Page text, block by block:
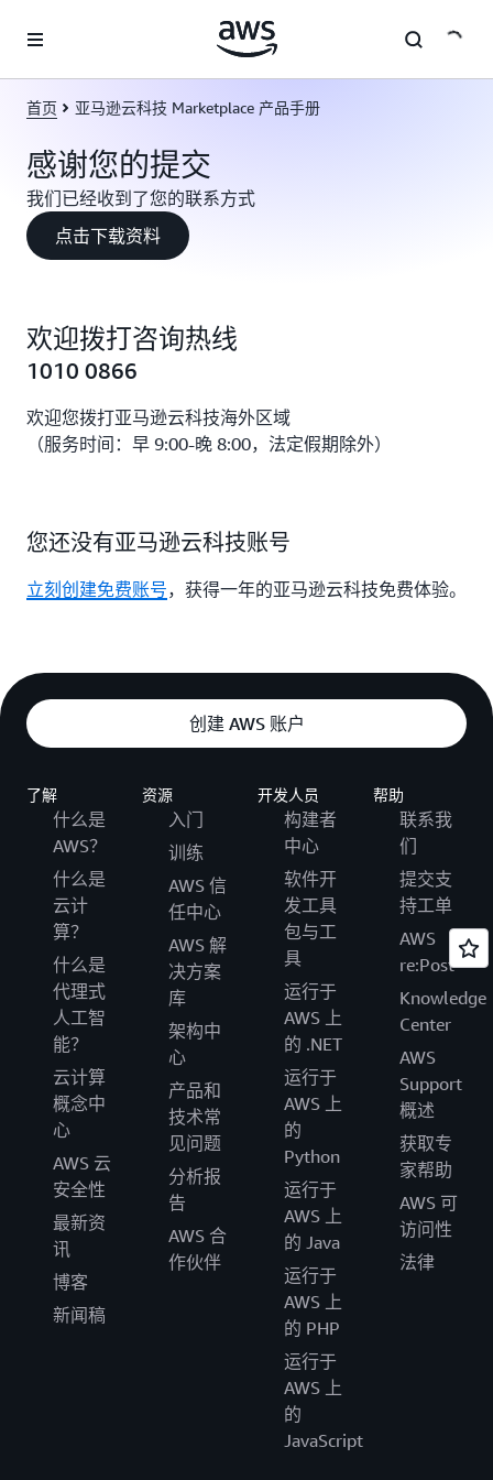
首页 亚马逊云科技 Marketplace 产品手册
感谢您的提交
我们已经收到了您的联系方式
点击下载资料
欢迎拨打咨询热线
1010 0866
欢迎您拨打亚马逊云科技海外区域
（服务时间：早 9:00-晚 8:00，法定假期除外）
您还没有亚马逊云科技账号
立刻创建免费账号，获得一年的亚马逊云科技免费体验。
创建 AWS 账户
了解
什么是
AWS？
什么是
云计
算？
什么是
代理式
人工智
能？
云计算
概念中
心
AWS 云
安全性
最新资
讯
博客
新闻稿
资源
入门
训练
AWS 信
任中心
AWS 解
决方案
库
架构中
心
产品和
技术常
见问题
分析报
告
AWS 合
作伙伴
开发人员
构建者
中心
软件开
发工具
包与工
具
运行于
AWS 上
的 .NET
运行于
AWS 上
的
Python
运行于
AWS 上
的 Java
运行于
AWS 上
的 PHP
运行于
AWS 上
的
JavaScript
帮助
联系我
们
提交支
持工单
AWS
re:Post
Knowledge
Center
AWS
Support
概述
获取专
家帮助
AWS 可
访问性
法律